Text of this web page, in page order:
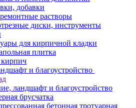
добавки
растворы
диски, инструменты
для кирпичной кладки
плитка
и благоустройство
ландшафт и благоустройство
брусчатка
бетонная тротуарная